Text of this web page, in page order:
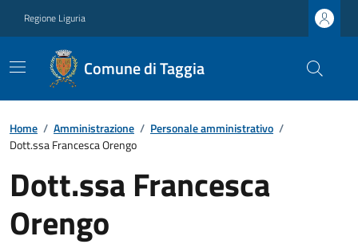
Regione Liguria
Comune di Taggia
Home / Amministrazione / Personale amministrativo /
Dott.ssa Francesca Orengo
Dott.ssa Francesca
Orengo